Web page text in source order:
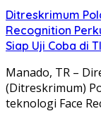
Ditreskrimum
Recognition
Siap Uji Coba di
Manado, TR –
(Ditreskrimum)
teknologi Face